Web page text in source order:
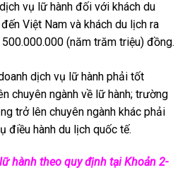
vụ lữ hành đối với khách du
Việt Nam và khách du lịch ra
(năm trăm triệu) đồng.
dịch vụ lữ hành phải tốt
chuyên ngành về lữ hành; trường
trở lên chuyên ngành khác phải
điều hành du lịch quốc tế.
hành theo quy định tại Khoản 2-